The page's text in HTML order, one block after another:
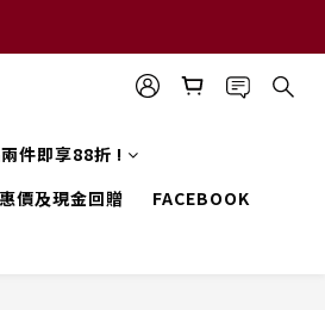
件即享88折 !
價及現金回贈
FACEBOOK